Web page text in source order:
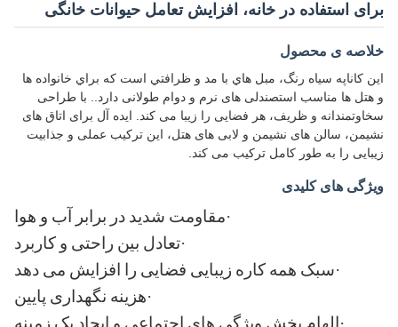
برای استفاده در خانه، افزایش تعامل حیوانات خانگی
خلاصه ی محصول
اين کاناپه سياه رنگ، مبل هاي با مد و ظرافتي است که براي خانواده ها
و هتل ها مناسب استصندلی های نرم و دوام طولانی دارد.. با طراحی
سخاوتمندانه و ظریف، هر فضایی را زیبا می کند. ایده آل برای اتاق های
نشیمن، سالن های نشیمن و لابی های هتل، این ترکیب عملی و جذابیت
زیبایی را به طور کامل ترکیب می کند.
ویژگی های کلیدی
·مقاومت شدید در برابر آب و هوا
·تعادل بین راحتی و کاربرد
·سبک همه کاره زیبایی فضایی را افزایش می دهد
·هزینه نگهداری پایین
·